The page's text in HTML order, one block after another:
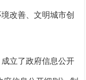
改善、文明城市创
成立了政府信息公开